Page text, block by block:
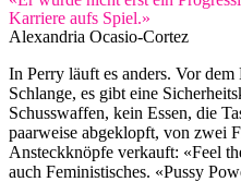
Karriere aufs Spiel.»
Alexandria Ocasio-Cortez
In Perry läuft es anders. Vor
Schlange, es gibt eine
Schusswaffen, kein Essen, die
paarweise abgeklopft, von zwei
Ansteckknöpfe verkauft: «Feel
auch Feministisches. «Pussy